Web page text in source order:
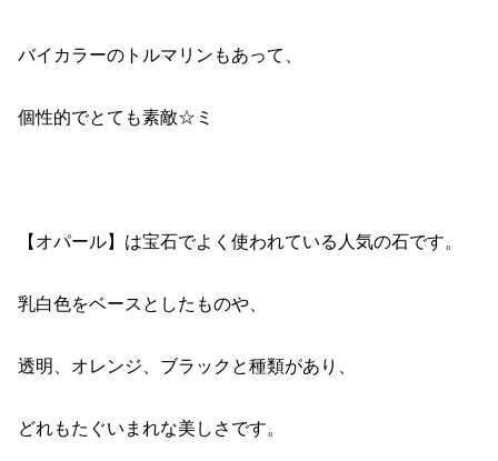
バイカラーのトルマリンもあって、
個性的でとても素敵☆ミ
【オパール】は宝石でよく使われている人気の石です。
乳白色をベースとしたものや、
透明、オレンジ、ブラックと種類があり、
どれもたぐいまれな美しさです。